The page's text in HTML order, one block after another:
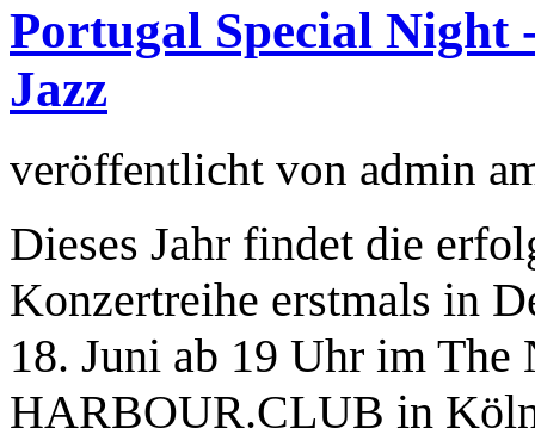
Portugal Special Night
Jazz
veröffentlicht von admin
Dieses Jahr findet die
Konzertreihe erstmals in
18. Juni ab 19 Uhr im The
HARBOUR.CLUB in